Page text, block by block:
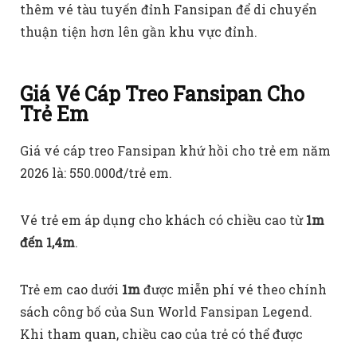
thêm vé tàu tuyến đỉnh Fansipan để di chuyển
thuận tiện hơn lên gần khu vực đỉnh.
Giá Vé Cáp Treo Fansipan Cho
Trẻ Em
Giá vé cáp treo Fansipan khứ hồi cho trẻ em năm
2026 là: 550.000đ/trẻ em.
Vé trẻ em áp dụng cho khách có chiều cao từ1m
đến 1,4m.
Trẻ em cao dưới 1mđược miễn phí vé theo chính
sách công bố của Sun World Fansipan Legend.
Khi tham quan, chiều cao của trẻ có thể được